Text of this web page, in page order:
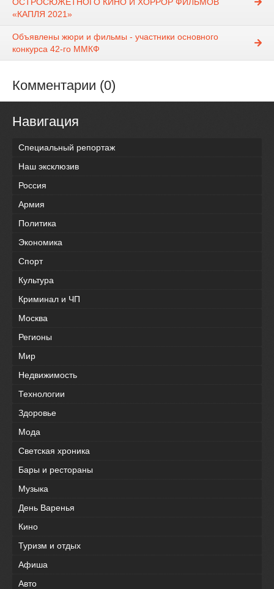
«КАПЛЯ 2021»
Объявлены жюри и фильмы - участники основного
конкурса 42-го ММКФ
Комментарии (0)
Навигация
Специальный репортаж
Наш эксклюзив
Россия
Армия
Политика
Экономика
Спорт
Культура
Криминал и ЧП
Москва
Регионы
Мир
Недвижимость
Технологии
Здоровье
Мода
Светская хроника
Бары и рестораны
Музыка
День Варенья
Кино
Туризм и отдых
Афиша
Авто